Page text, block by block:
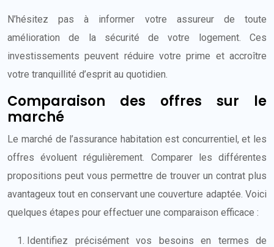
N’hésitez pas à informer votre assureur de toute
amélioration de la sécurité de votre logement. Ces
investissements peuvent réduire votre prime et accroître
votre tranquillité d’esprit au quotidien.
Comparaison des offres sur le
marché
Le marché de l’assurance habitation est concurrentiel, et les
offres évoluent régulièrement. Comparer les différentes
propositions peut vous permettre de trouver un contrat plus
avantageux tout en conservant une couverture adaptée. Voici
quelques étapes pour effectuer une comparaison efficace :
Identifiez précisément vos besoins en termes de